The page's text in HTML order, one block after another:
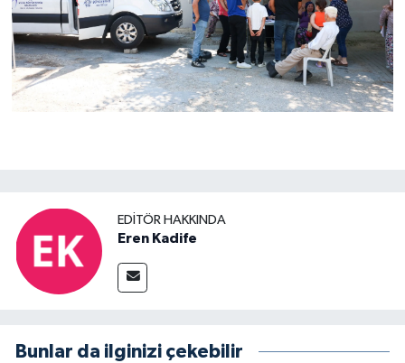
EDITÖR HAKKINDA
Eren Kadife
Bunlar da ilginizi çekebilir